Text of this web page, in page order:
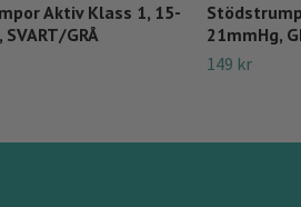
Aktiv Klass 1, 15-
GRÅ
21mmHg,
149 kr